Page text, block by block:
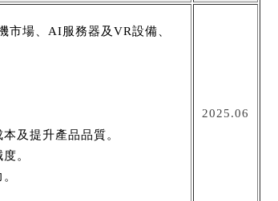
市場、AI服務器及VR設備、
及提升產品品質。
。
2025.06